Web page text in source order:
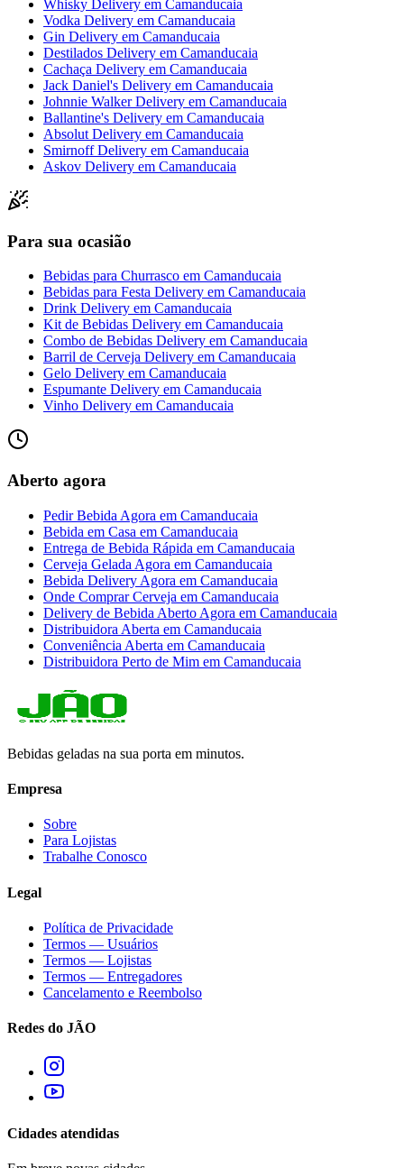
Whisky Delivery em Camanducaia
Vodka Delivery em Camanducaia
Gin Delivery em Camanducaia
Destilados Delivery em Camanducaia
Cachaça Delivery em Camanducaia
Jack Daniel's Delivery em Camanducaia
Johnnie Walker Delivery em Camanducaia
Ballantine's Delivery em Camanducaia
Absolut Delivery em Camanducaia
Smirnoff Delivery em Camanducaia
Askov Delivery em Camanducaia
Para sua ocasião
Bebidas para Churrasco em Camanducaia
Bebidas para Festa Delivery em Camanducaia
Drink Delivery em Camanducaia
Kit de Bebidas Delivery em Camanducaia
Combo de Bebidas Delivery em Camanducaia
Barril de Cerveja Delivery em Camanducaia
Gelo Delivery em Camanducaia
Espumante Delivery em Camanducaia
Vinho Delivery em Camanducaia
Aberto agora
Pedir Bebida Agora em Camanducaia
Bebida em Casa em Camanducaia
Entrega de Bebida Rápida em Camanducaia
Cerveja Gelada Agora em Camanducaia
Bebida Delivery Agora em Camanducaia
Onde Comprar Cerveja em Camanducaia
Delivery de Bebida Aberto Agora em Camanducaia
Distribuidora Aberta em Camanducaia
Conveniência Aberta em Camanducaia
Distribuidora Perto de Mim em Camanducaia
Bebidas geladas na sua porta em minutos.
Empresa
Sobre
Para Lojistas
Trabalhe Conosco
Legal
Política de Privacidade
Termos — Usuários
Termos — Lojistas
Termos — Entregadores
Cancelamento e Reembolso
Redes do JÃO
Cidades atendidas